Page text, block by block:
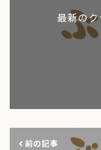
最新の
前の記事